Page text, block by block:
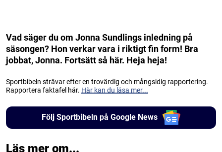
Vad säger du om Jonna Sundlings inledning på
säsongen? Hon verkar vara i riktigt fin form! Bra
jobbat, Jonna. Fortsätt så här. Heja heja!
Sportbibeln strävar efter en trovärdig och mångsidig rapportering.
Rapportera faktafel här. Här kan du läsa mer...
Följ Sportbibeln på Google News
Läs mer om...